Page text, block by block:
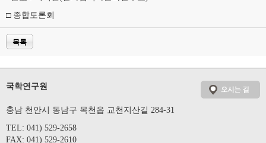
□ 종합토론회
목록
국학연구원
충남 천안시 동남구 목천읍 교천지산길 284-31
TEL: 041) 529-2658
FAX: 041) 529-2610